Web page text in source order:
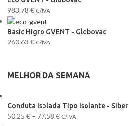
983.78 € C/IVA
Basic Higro GVENT - Globovac
960.63 € C/IVA
MELHOR DA SEMANA
Conduta Isolada Tipo Isolante - Siber
50.25 € – 77.58 € C/IVA